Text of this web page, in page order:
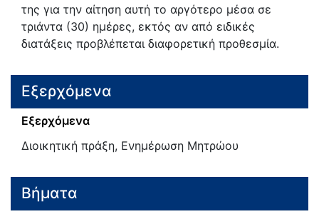
της για την αίτηση αυτή το αργότερο μέσα σε
τριάντα (30) ημέρες, εκτός αν από ειδικές
διατάξεις προβλέπεται διαφορετική προθεσμία.
Εξερχόμενα
Εξερχόμενα
Διοικητική πράξη, Ενημέρωση Μητρώου
Βήματα